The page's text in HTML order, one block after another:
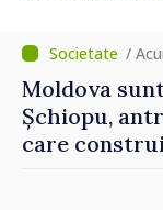
/
Moldova
Șchiopu,
care